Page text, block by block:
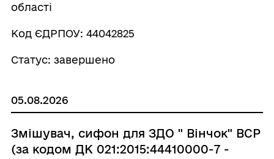
області
Код ЄДРПОУ: 44042825
Статус: завершено
05.08.2026
Змішувач, сифон для ЗДО " Вінчок" ВСР
(за кодом ДК 021:2015:44410000-7 -